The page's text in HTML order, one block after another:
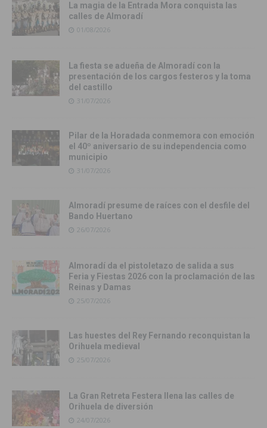
La magia de la Entrada Mora conquista las
calles de Almoradí
01/08/2026
La fiesta se adueña de Almoradí con la
presentación de los cargos festeros y la toma
del castillo
31/07/2026
Pilar de la Horadada conmemora con emoción
el 40º aniversario de su independencia como
municipio
31/07/2026
Almoradí presume de raíces con el desfile del
Bando Huertano
26/07/2026
Almoradí da el pistoletazo de salida a sus
Feria y Fiestas 2026 con la proclamación de las
Reinas y Damas
25/07/2026
Las huestes del Rey Fernando reconquistan la
Orihuela medieval
25/07/2026
La Gran Retreta Festera llena las calles de
Orihuela de diversión
24/07/2026